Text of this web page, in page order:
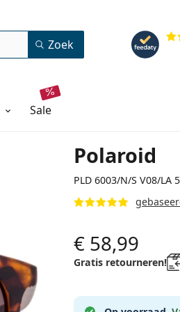
Zoek
sale
Polaroid
PLD 6003/N/S V08/LA
€ 58,99
Gratis retourneren!